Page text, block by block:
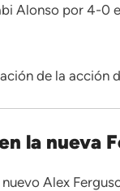
Alonso por 4-0
de la acción
la nueva
Alex